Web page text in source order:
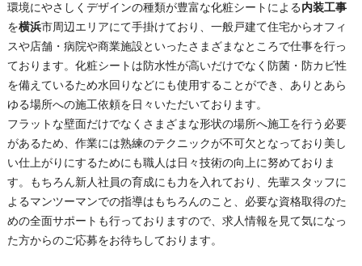
環境にやさしくデザインの種類が豊富な化粧シートによる 内装工事
を横浜市周辺エリアにて手掛けており、一般戸建て住宅からオフィ
スや店舗・病院や商業施設といったさまざまなところで仕事を行っ
ております。化粧シートは防水性が高いだけでなく防菌・防カビ性
を備えているため水回りなどにも使用することができ、ありとあら
ゆる場所への施工依頼を日々いただいております。
フラットな壁面だけでなくさまざまな形状の場所へ施工を行う必要
があるため、作業には熟練のテクニックが不可欠となっており美し
い仕上がりにするためにも職人は日々技術の向上に努めておりま
す。もちろん新人社員の育成にも力を入れており、先輩スタッフに
よるマンツーマンでの指導はもちろんのこと、必要な資格取得のた
めの全面サポートも行っておりますので、求人情報を見て気になっ
た方からのご応募をお待ちしております。